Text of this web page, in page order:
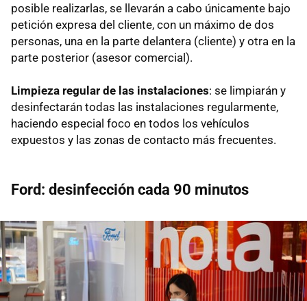
posible realizarlas, se llevarán a cabo únicamente bajo
petición expresa del cliente, con un máximo de dos
personas, una en la parte delantera (cliente) y otra en la
parte posterior (asesor comercial).
Limpieza regular de las instalaciones: se limpiarán y
desinfectarán todas las instalaciones regularmente,
haciendo especial foco en todos los vehículos
expuestos y las zonas de contacto más frecuentes.
Ford: desinfección cada 90 minutos